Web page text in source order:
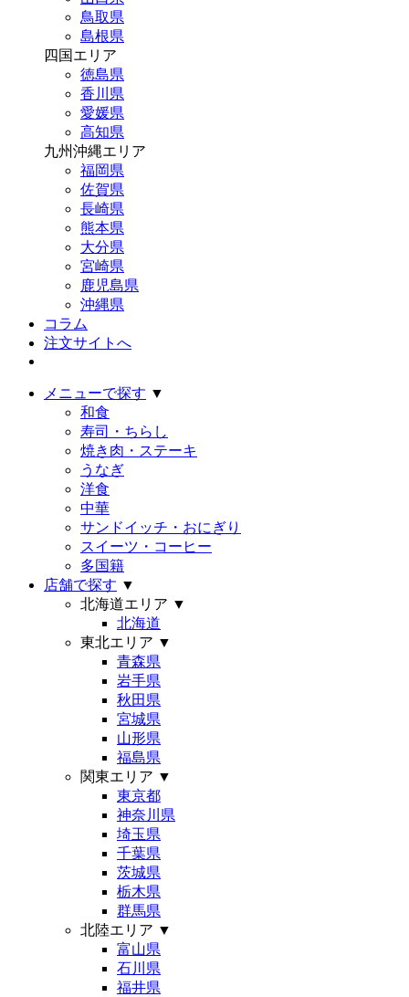
鳥取県
島根県
四国エリア
徳島県
香川県
愛媛県
高知県
九州沖縄エリア
福岡県
佐賀県
長崎県
熊本県
大分県
宮崎県
鹿児島県
沖縄県
コラム
注文サイトへ
メニューで探す ▼
和食
寿司・ちらし
焼き肉・ステーキ
うなぎ
洋食
中華
サンドイッチ・おにぎり
スイーツ・コーヒー
多国籍
店舗で探す ▼
北海道エリア ▼
北海道
東北エリア ▼
青森県
岩手県
秋田県
宮城県
山形県
福島県
関東エリア ▼
東京都
神奈川県
埼玉県
千葉県
茨城県
栃木県
群馬県
北陸エリア ▼
富山県
石川県
福井県